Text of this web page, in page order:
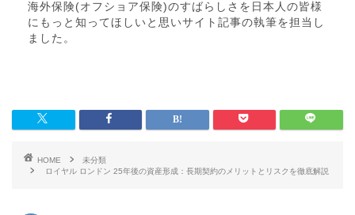
海外保険(オフショア保険)のすばらしさを日本人の皆様
にもっと知ってほしいと思いサイト記事の執筆を担当し
ました。
HOME
未分類
ロイヤル ロンドン 25年後の資産形成：長期契約のメリットとリスクを徹底解説